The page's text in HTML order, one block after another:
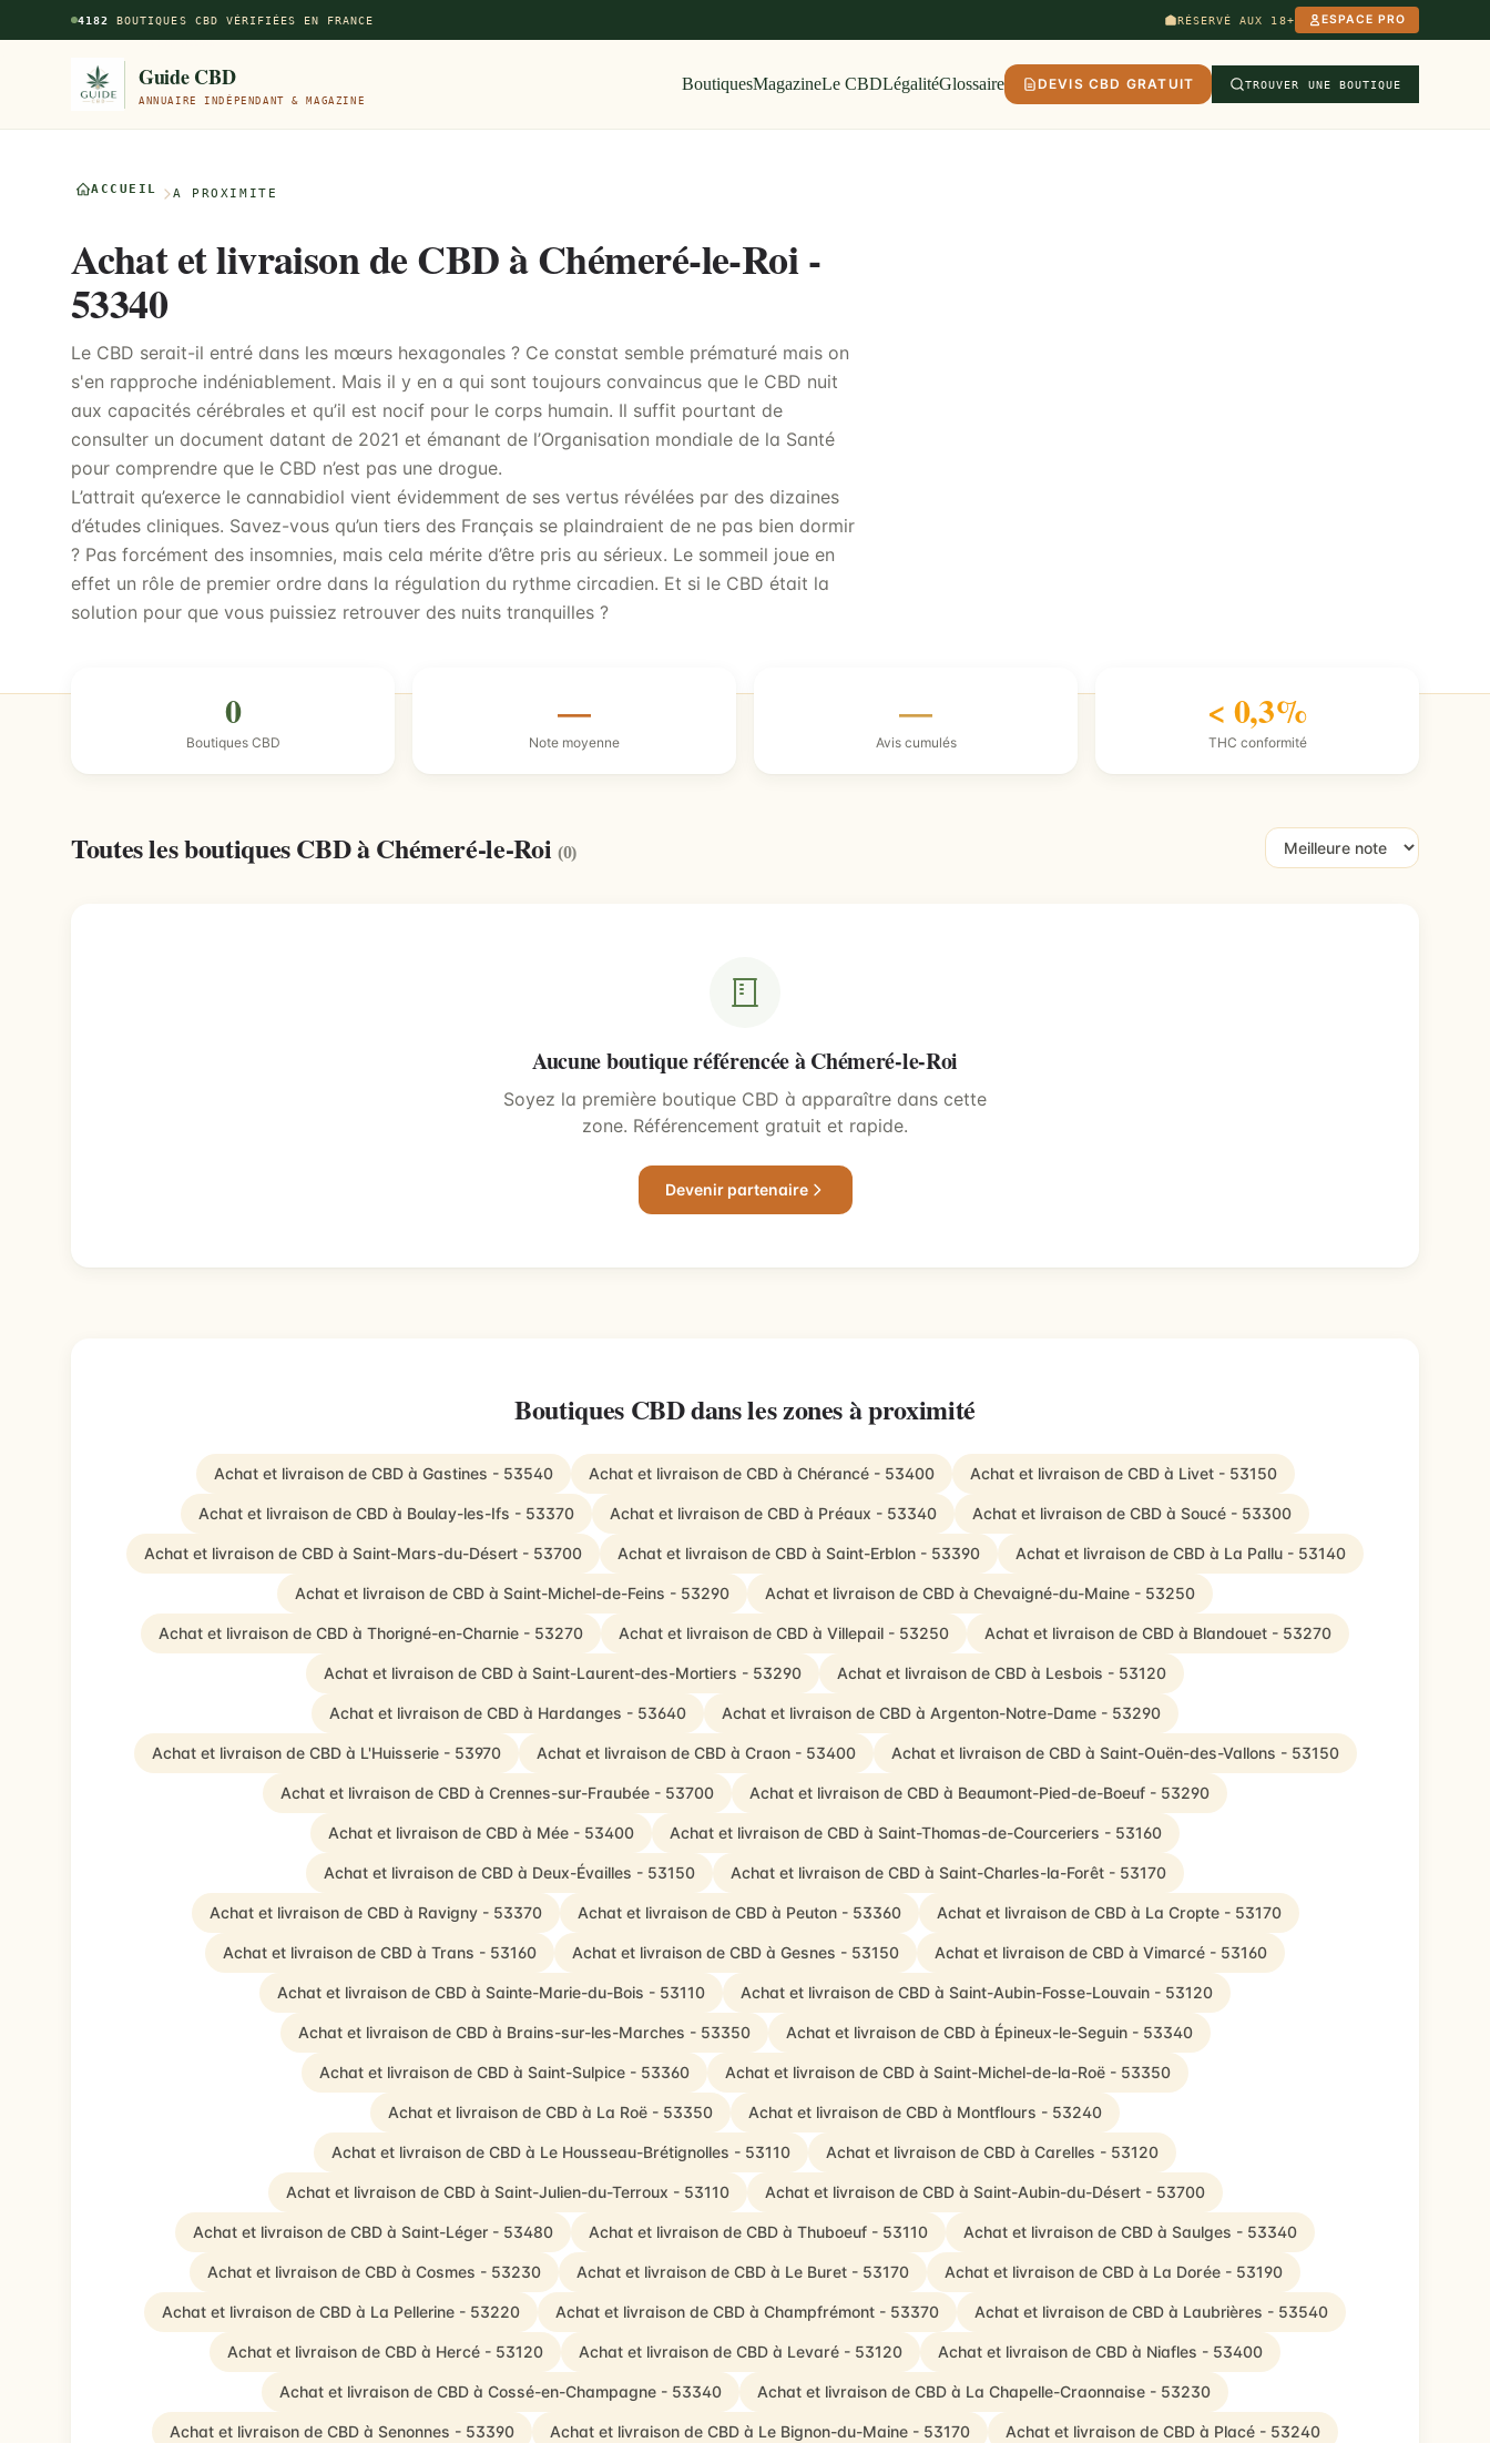
Aller au contenu principal
4182 BOUTIQUES CBD VÉRIFIÉES EN FRANCE RÉSERVÉ AUX 18+ ESPACE PRO
Guide CBD
ANNUAIRE INDÉPENDANT & MAGAZINE
BoutiquesMagazineLe CBDLégalitéGlossaire DEVIS CBD GRATUIT TROUVER UNE BOUTIQUE
ACCUEIL À PROXIMITÉ
Achat et livraison de CBD à Chémeré-le-Roi -
53340
Le CBD serait-il entré dans les mœurs hexagonales ? Ce constat semble prématuré mais on
s'en rapproche indéniablement. Mais il y en a qui sont toujours convaincus que le CBD nuit
aux capacités cérébrales et qu’il est nocif pour le corps humain. Il suffit pourtant de
consulter un document datant de 2021 et émanant de l’Organisation mondiale de la Santé
pour comprendre que le CBD n’est pas une drogue.
L’attrait qu’exerce le cannabidiol vient évidemment de ses vertus révélées par des dizaines
d’études cliniques. Savez-vous qu’un tiers des Français se plaindraient de ne pas bien dormir
? Pas forcément des insomnies, mais cela mérite d’être pris au sérieux. Le sommeil joue en
effet un rôle de premier ordre dans la régulation du rythme circadien. Et si le CBD était la
solution pour que vous puissiez retrouver des nuits tranquilles ?
0
Boutiques CBD
—
Note moyenne
—
Avis cumulés
< 0,3%
THC conformité
Toutes les boutiques CBD à Chémeré-le-Roi (0)
Aucune boutique référencée à Chémeré-le-Roi
Soyez la première boutique CBD à apparaître dans cette
zone. Référencement gratuit et rapide.
Devenir partenaire
Boutiques CBD dans les zones à proximité
Achat et livraison de CBD à Gastines - 53540 Achat et livraison de CBD à Chérancé - 53400 Achat et livraison de CBD à Livet - 53150
Achat et livraison de CBD à Boulay-les-Ifs - 53370 Achat et livraison de CBD à Préaux - 53340 Achat et livraison de CBD à Soucé - 53300
Achat et livraison de CBD à Saint-Mars-du-Désert - 53700 Achat et livraison de CBD à Saint-Erblon - 53390 Achat et livraison de CBD à La Pallu - 53140
Achat et livraison de CBD à Saint-Michel-de-Feins - 53290 Achat et livraison de CBD à Chevaigné-du-Maine - 53250
Achat et livraison de CBD à Thorigné-en-Charnie - 53270 Achat et livraison de CBD à Villepail - 53250 Achat et livraison de CBD à Blandouet - 53270
Achat et livraison de CBD à Saint-Laurent-des-Mortiers - 53290 Achat et livraison de CBD à Lesbois - 53120
Achat et livraison de CBD à Hardanges - 53640 Achat et livraison de CBD à Argenton-Notre-Dame - 53290
Achat et livraison de CBD à L'Huisserie - 53970 Achat et livraison de CBD à Craon - 53400 Achat et livraison de CBD à Saint-Ouën-des-Vallons - 53150
Achat et livraison de CBD à Crennes-sur-Fraubée - 53700 Achat et livraison de CBD à Beaumont-Pied-de-Boeuf - 53290
Achat et livraison de CBD à Mée - 53400 Achat et livraison de CBD à Saint-Thomas-de-Courceriers - 53160
Achat et livraison de CBD à Deux-Évailles - 53150 Achat et livraison de CBD à Saint-Charles-la-Forêt - 53170
Achat et livraison de CBD à Ravigny - 53370 Achat et livraison de CBD à Peuton - 53360 Achat et livraison de CBD à La Cropte - 53170
Achat et livraison de CBD à Trans - 53160 Achat et livraison de CBD à Gesnes - 53150 Achat et livraison de CBD à Vimarcé - 53160
Achat et livraison de CBD à Sainte-Marie-du-Bois - 53110 Achat et livraison de CBD à Saint-Aubin-Fosse-Louvain - 53120
Achat et livraison de CBD à Brains-sur-les-Marches - 53350 Achat et livraison de CBD à Épineux-le-Seguin - 53340
Achat et livraison de CBD à Saint-Sulpice - 53360 Achat et livraison de CBD à Saint-Michel-de-la-Roë - 53350
Achat et livraison de CBD à La Roë - 53350 Achat et livraison de CBD à Montflours - 53240
Achat et livraison de CBD à Le Housseau-Brétignolles - 53110 Achat et livraison de CBD à Carelles - 53120
Achat et livraison de CBD à Saint-Julien-du-Terroux - 53110 Achat et livraison de CBD à Saint-Aubin-du-Désert - 53700
Achat et livraison de CBD à Saint-Léger - 53480 Achat et livraison de CBD à Thuboeuf - 53110 Achat et livraison de CBD à Saulges - 53340
Achat et livraison de CBD à Cosmes - 53230 Achat et livraison de CBD à Le Buret - 53170 Achat et livraison de CBD à La Dorée - 53190
Achat et livraison de CBD à La Pellerine - 53220 Achat et livraison de CBD à Champfrémont - 53370 Achat et livraison de CBD à Laubrières - 53540
Achat et livraison de CBD à Hercé - 53120 Achat et livraison de CBD à Levaré - 53120 Achat et livraison de CBD à Niafles - 53400
Achat et livraison de CBD à Cossé-en-Champagne - 53340 Achat et livraison de CBD à La Chapelle-Craonnaise - 53230
Achat et livraison de CBD à Senonnes - 53390 Achat et livraison de CBD à Le Bignon-du-Maine - 53170 Achat et livraison de CBD à Placé - 53240